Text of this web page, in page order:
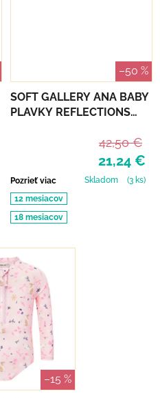
–50 %
SOFT GALLERY ANA BABY
PLAVKY REFLECTIONS
21,24 €
42,50 €
Pozrieť viac Skladom
(3 ks)
12 mesiacov
18 mesiacov
–15 %